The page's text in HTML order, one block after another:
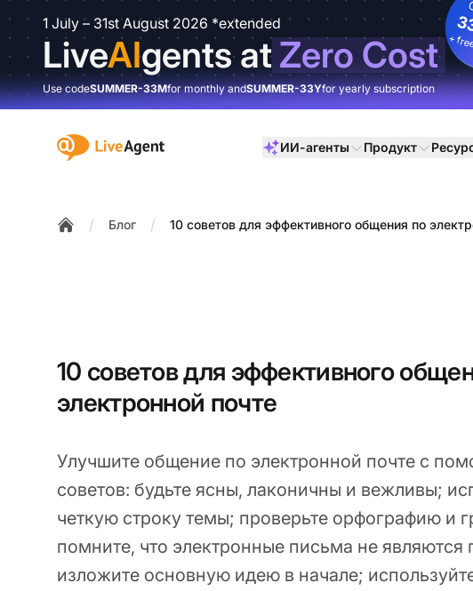
1 July – 31st August 2026 *extended
LiveAIgents atZero Cost +
Use codeSUMMER-33Mfor monthly andSUMMER-33Yfor yearly subscription
:site.title ИИ-агенты Продукт
/ Блог / 10 советов для эффективного общения по
10 советов для эффективного
электронной почте
Улучшите общение по электронной почте с
советов: будьте ясны, лаконичны и вежливы;
четкую строку темы; проверьте орфографию и
помните, что электронные письма не являются
изложите основную идею в начале;